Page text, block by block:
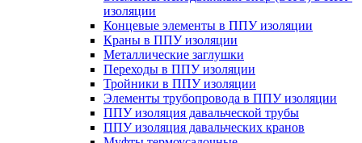
изоляции
Концевые элементы в ППУ изоляции
Краны в ППУ изоляции
Металлические заглушки
Переходы в ППУ изоляции
Тройники в ППУ изоляции
Элементы трубопровода в ППУ изоляции
ППУ изоляция давальческой трубы
ППУ изоляция давальческих кранов